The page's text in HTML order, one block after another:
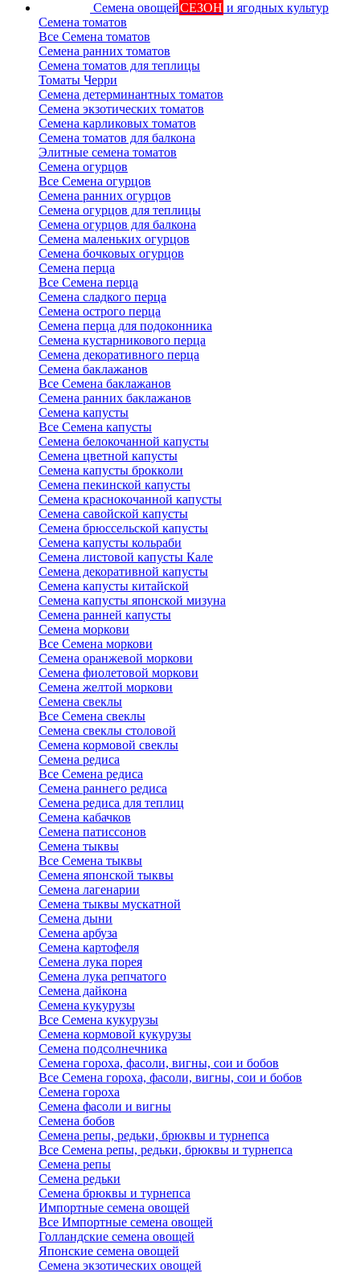
Семена овощейСЕЗОН и ягодных культур
Семена томатов
Все Семена томатов
Семена ранних томатов
Семена томатов для теплицы
Томаты Черри
Семена детерминантных томатов
Семена экзотических томатов
Семена карликовых томатов
Семена томатов для балкона
Элитные семена томатов
Семена огурцов
Все Семена огурцов
Семена ранних огурцов
Семена огурцов для теплицы
Семена огурцов для балкона
Семена маленьких огурцов
Семена бочковых огурцов
Семена перца
Все Семена перца
Семена сладкого перца
Семена острого перца
Семена перца для подоконника
Семена кустарникового перца
Семена декоративного перца
Семена баклажанов
Все Семена баклажанов
Семена ранних баклажанов
Семена капусты
Все Семена капусты
Семена белокочанной капусты
Семена цветной капусты
Семена капусты брокколи
Семена пекинской капусты
Семена краснокочанной капусты
Семена савойской капусты
Семена брюссельской капусты
Семена капусты кольраби
Семена листовой капусты Кале
Семена декоративной капусты
Семена капусты китайской
Семена капусты японской мизуна
Семена ранней капусты
Семена моркови
Все Семена моркови
Семена оранжевой моркови
Семена фиолетовой моркови
Семена желтой моркови
Семена свеклы
Все Семена свеклы
Семена свеклы столовой
Семена кормовой свеклы
Семена редиса
Все Семена редиса
Семена раннего редиса
Семена редиса для теплиц
Семена кабачков
Семена патиссонов
Семена тыквы
Все Семена тыквы
Семена японской тыквы
Семена лагенарии
Семена тыквы мускатной
Семена дыни
Семена арбуза
Семена картофеля
Семена лука порея
Семена лука репчатого
Семена дайкона
Семена кукурузы
Все Семена кукурузы
Семена кормовой кукурузы
Семена подсолнечника
Семена гороха, фасоли, вигны, сои и бобов
Все Семена гороха, фасоли, вигны, сои и бобов
Семена гороха
Семена фасоли и вигны
Семена бобов
Семена репы, редьки, брюквы и турнепса
Все Семена репы, редьки, брюквы и турнепса
Семена репы
Семена редьки
Семена брюквы и турнепса
Импортные семена овощей
Все Импортные семена овощей
Голландские семена овощей
Японские семена овощей
Семена экзотических овощей